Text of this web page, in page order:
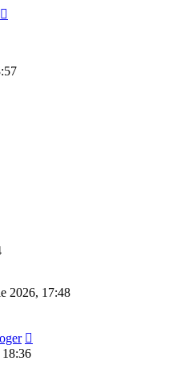
2026, 17:48
18:36